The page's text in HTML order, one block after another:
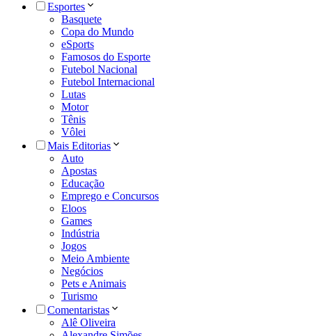
Esportes
Basquete
Copa do Mundo
eSports
Famosos do Esporte
Futebol Nacional
Futebol Internacional
Lutas
Motor
Tênis
Vôlei
Mais Editorias
Auto
Apostas
Educação
Emprego e Concursos
Eloos
Games
Indústria
Jogos
Meio Ambiente
Negócios
Pets e Animais
Turismo
Comentaristas
Alê Oliveira